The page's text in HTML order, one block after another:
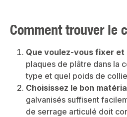
Comment trouver le
Que voulez-vous fixer et
plaques de plâtre dans la
type et quel poids de
Choisissez le bon
galvanisés suffisent
de serrage articulé doit